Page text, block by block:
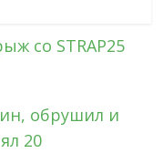
со STRAP25
обрушил и
20